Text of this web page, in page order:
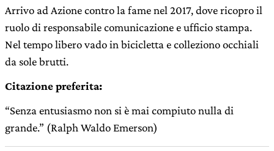
Arrivo ad Azione contro la fame nel 2017, dove ricopro il
ruolo di responsabile comunicazione e ufficio stampa.
Nel tempo libero vado in bicicletta e colleziono occhiali
da sole brutti.
Citazione preferita:
“Senza entusiasmo non si è mai compiuto nulla di
grande.” (Ralph Waldo Emerson)